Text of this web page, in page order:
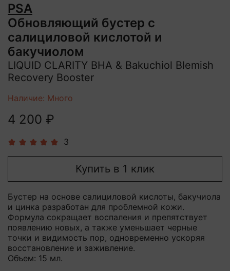
3
PSA
Обновляющий бустер с
салициловой кислотой и
бакучиолом
LIQUID CLARITY BHA & Bakuchiol Blemish
Recovery Booster
Наличие: Много
4 200 ₽
Купить в 1 клик
Бустер на основе салициловой кислоты, бакучиола
и цинка разработан для проблемной кожи.
Формула сокращает воспаления и препятствует
появлению новых, а также уменьшает черные
точки и видимость пор, одновременно ускоряя
восстановление и заживление.
Объем: 15 мл.